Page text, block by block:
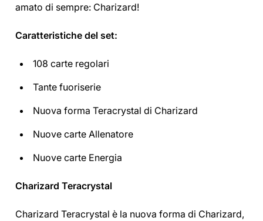
amato di sempre: Charizard!
Caratteristiche del set:
108 carte regolari
Tante fuoriserie
Nuova forma Teracrystal di Charizard
Nuove carte Allenatore
Nuove carte Energia
Charizard Teracrystal
Charizard Teracrystal è la nuova forma di Charizard,